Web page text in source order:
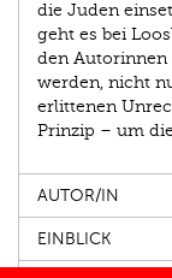
die Juden
geht es bei
den
werden, nicht
erlittenen
Prinzip – um
AUTOR/IN
EINBLICK